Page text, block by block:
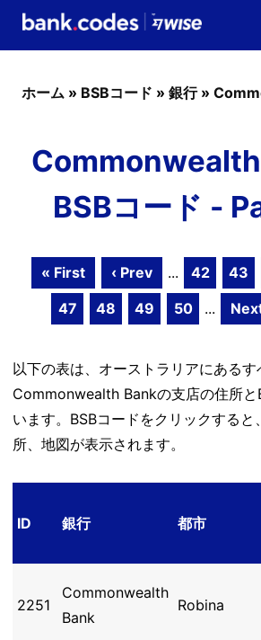
ホーム » BSBコード » 銀行»
BSBコード -
« First ‹ Prev ... 42 43
47
48 49 50 ...
以下の表は、オーストラリアにあるす
Commonwealth Bankの支店の住所と
います。BSBコードをクリックすると
所、地図が表示されます。
ID 銀行 都市
2251
Commonwealth
Bank
Robina